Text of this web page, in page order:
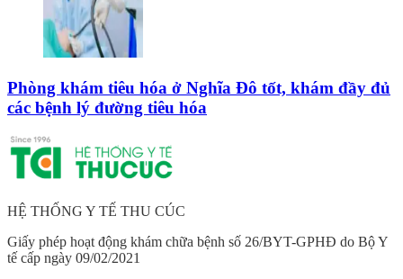
Phòng khám tiêu hóa ở Nghĩa Đô tốt, khám đầy đủ
các bệnh lý đường tiêu hóa
HỆ THỐNG Y TẾ THU CÚC
Giấy phép hoạt động khám chữa bệnh số 26/BYT-GPHĐ do Bộ Y
tế cấp ngày 09/02/2021